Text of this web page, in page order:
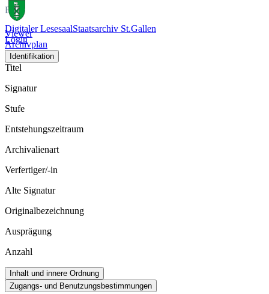
Digitaler LesesaalStaatsarchiv St.Gallen
Login
Bild
Viewer
Archivplan
Identifikation
Titel
Signatur
Stufe
Entstehungszeitraum
Archivalienart
Verfertiger/-in
Alte Signatur
Originalbezeichnung
Ausprägung
Anzahl
Inhalt und innere Ordnung
Zugangs- und Benutzungsbestimmungen